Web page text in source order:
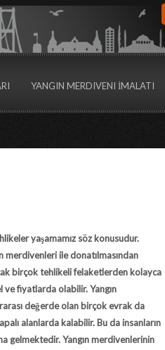
YANGIN MERDIVENI İMALATI
yaşamamız söz konusudur.
merdivenleri ile donatılmasından
birçok tehlikeli felaketlerden kolayca
ve fiyatlarda olabilir. Yangın
değerde olan birçok evrak da
alanlarda kalabilir. Bu da insanların
gelmektedir. Yangın merdivenlerinin